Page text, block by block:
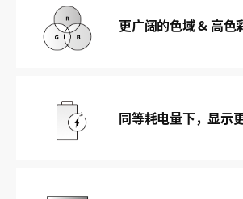
更广阔的色域 & 高色
同等耗电量下，显示